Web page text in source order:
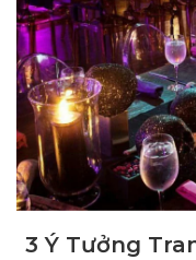
3 Ý Tưởng